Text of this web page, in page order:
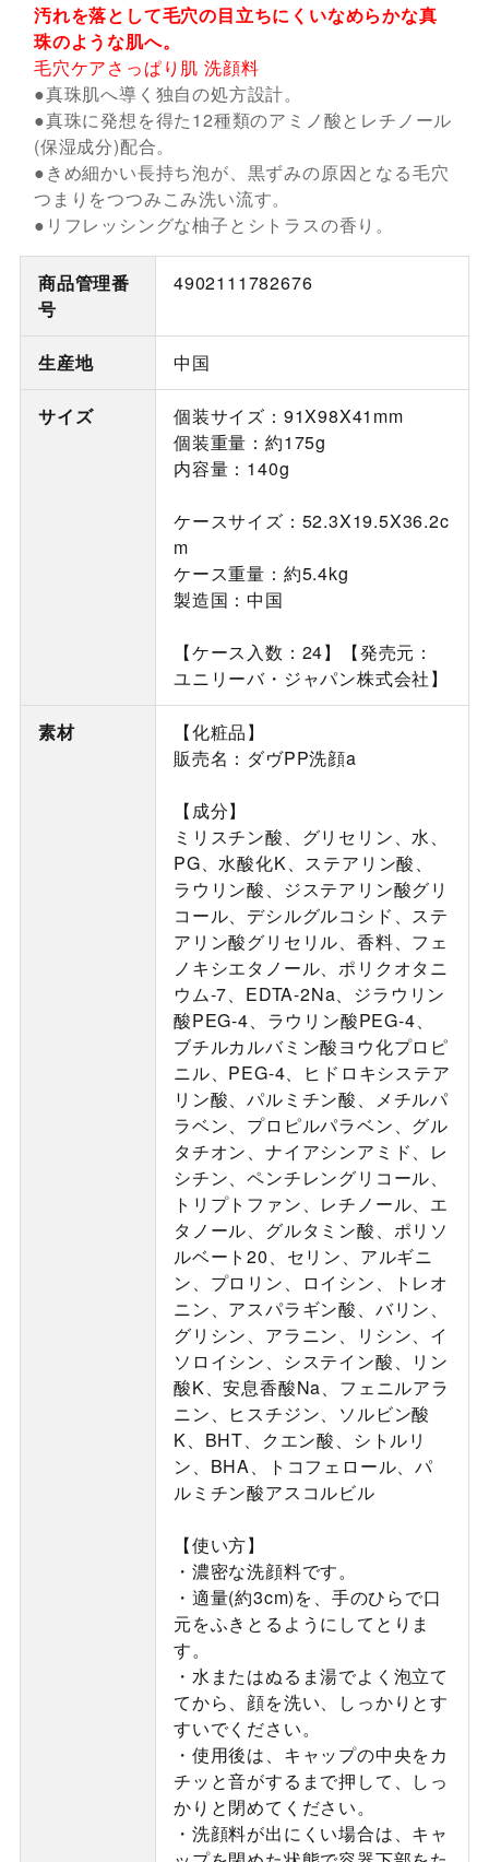
汚れを落として毛穴の目立ちにくいなめらかな真
珠のような肌へ。
毛穴ケアさっぱり肌 洗顔料
●真珠肌へ導く独自の処方設計。
●真珠に発想を得た12種類のアミノ酸とレチノール
(保湿成分)配合。
●きめ細かい長持ち泡が、黒ずみの原因となる毛穴
つまりをつつみこみ洗い流す。
●リフレッシングな柚子とシトラスの香り。
商品管理番
号
4902111782676
生産地 中国
サイズ
個装サイズ：91X98X41mm
個装重量：約175g
内容量：140g
ケースサイズ：52.3X19.5X36.2c
m
ケース重量：約5.4kg
製造国：中国
【ケース入数：24】【発売元：
ユニリーバ・ジャパン株式会社】
素材
【化粧品】
販売名：ダヴPP洗顔a
【成分】
ミリスチン酸、グリセリン、水、
PG、水酸化K、ステアリン酸、
ラウリン酸、ジステアリン酸グリ
コール、デシルグルコシド、ステ
アリン酸グリセリル、香料、フェ
ノキシエタノール、ポリクオタニ
ウム-7、EDTA-2Na、ジラウリン
酸PEG-4、ラウリン酸PEG-4、
ブチルカルバミン酸ヨウ化プロピ
ニル、PEG-4、ヒドロキシステア
リン酸、パルミチン酸、メチルパ
ラベン、プロピルパラベン、グル
タチオン、ナイアシンアミド、レ
シチン、ペンチレングリコール、
トリプトファン、レチノール、エ
タノール、グルタミン酸、ポリソ
ルベート20、セリン、アルギニ
ン、プロリン、ロイシン、トレオ
ニン、アスパラギン酸、バリン、
グリシン、アラニン、リシン、イ
ソロイシン、システイン酸、リン
酸K、安息香酸Na、フェニルアラ
ニン、ヒスチジン、ソルビン酸
K、BHT、クエン酸、シトルリ
ン、BHA、トコフェロール、パ
ルミチン酸アスコルビル
【使い方】
・濃密な洗顔料です。
・適量(約3cm)を、手のひらで口
元をふきとるようにしてとりま
す。
・水またはぬるま湯でよく泡立て
てから、顔を洗い、しっかりとす
すいでください。
・使用後は、キャップの中央をカ
チッと音がするまで押して、しっ
かりと閉めてください。
・洗顔料が出にくい場合は、キャ